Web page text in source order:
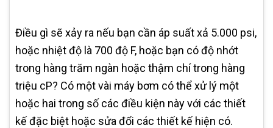
Điều gì sẽ xảy ra nếu bạn cần áp suất xả 5.000 psi,
hoặc nhiệt độ là 700 độ F, hoặc bạn có độ nhớt
trong hàng trăm ngàn hoặc thậm chí trong hàng
triệu cP? Có một vài máy bơm có thể xử lý một
hoặc hai trong số các điều kiện này với các thiết
kế đặc biệt hoặc sửa đổi các thiết kế hiện có.